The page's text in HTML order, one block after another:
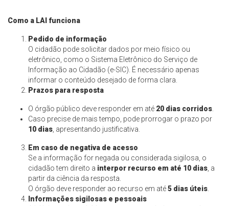
Como a LAI funciona
Pedido de informação
O cidadão pode solicitar dados por meio físico ou
eletrônico, como o Sistema Eletrônico do Serviço de
Informação ao Cidadão (e-SIC). É necessário apenas
informar o conteúdo desejado de forma clara.
Prazos para resposta
O órgão público deve responder em até 20 dias corridos
Caso precise de mais tempo, pode prorrogar o prazo por
10 dias , apresentando justificativa.
Em caso de negativa de acesso
Se a informação for negada ou considerada sigilosa, o
cidadão tem direito a interpor recurso em até 10 dias , a
partir da ciência da resposta.
O órgão deve responder ao recurso em até5 dias úteis
Informações sigilosas e pessoais